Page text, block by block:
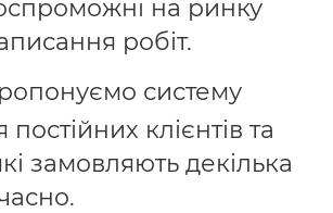
на ринку
робіт.
систему
клієнтів та
замовляють декілька